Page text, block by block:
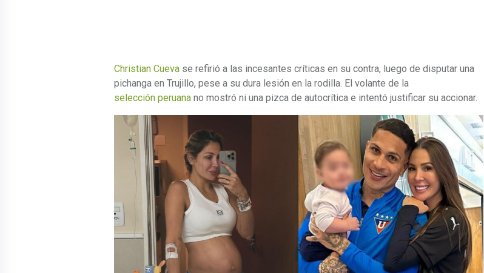
Christian Cueva se refirió a las incesantes críticas en su contra, luego de disputar una
pichanga en Trujillo, pese a su dura lesión en la rodilla. El volante de la
selección peruana no mostró ni una pizca de autocrítica e intentó justificar su accionar.